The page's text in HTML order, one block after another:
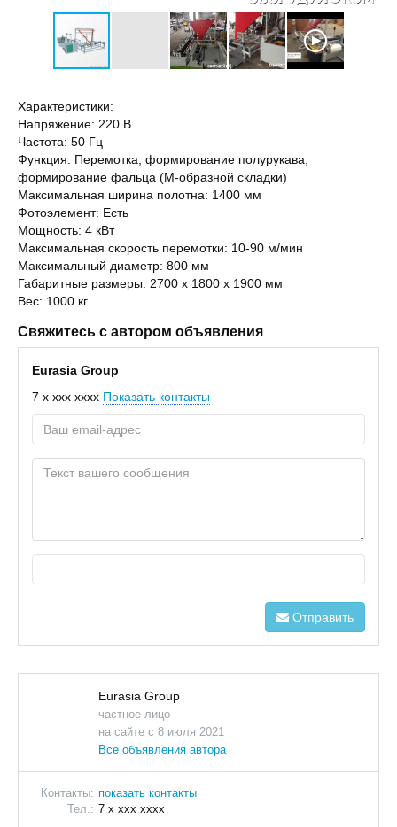
Характеристики:
Напряжение: 220 В
Частота: 50 Гц
Функция: Перемотка, формирование полурукава,
формирование фальца (М-образной складки)
Максимальная ширина полотна: 1400 мм
Фотоэлемент: Есть
Мощность: 4 кВт
Максимальная скорость перемотки: 10-90 м/мин
Максимальный диаметр: 800 мм
Габаритные размеры: 2700 х 1800 х 1900 мм
Вес: 1000 кг
Свяжитесь с автором объявления
Eurasia Group
7 x xxx xxxx Показать контакты
Отправить
Eurasia Group
частное лицо
на сайте с 8 июля 2021
Все объявления автора
Контакты: показать контакты
Тел.: 7 x xxx xxxx